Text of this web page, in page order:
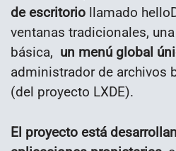
de escritorio llamado
ventanas tradicionales,
básica, un menú global
administrador de archivos
(del proyecto LXDE).
El proyecto está